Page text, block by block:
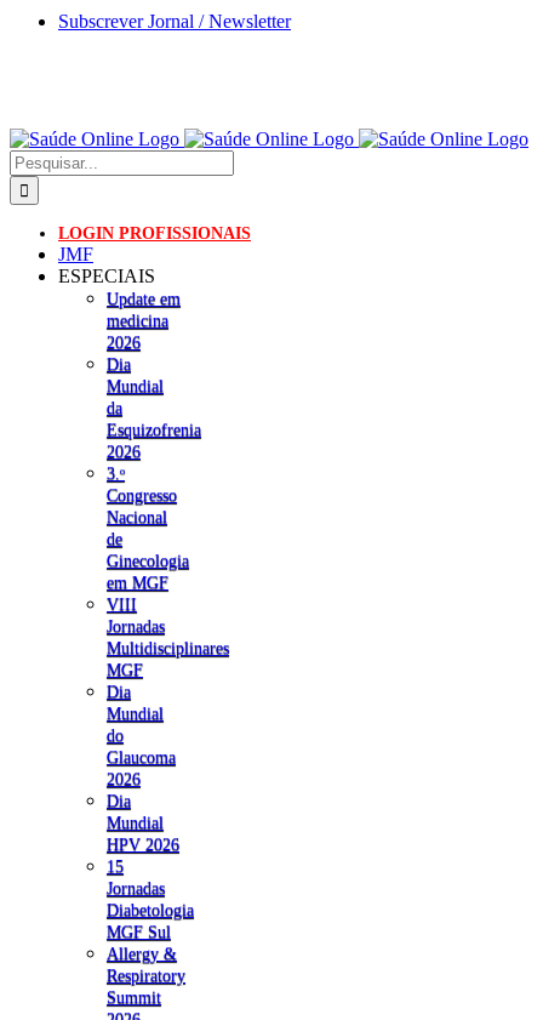
Skip
Subscrever Jornal / Newsletter
Pesquisar
LOGIN PROFISSIONAIS
JMF
ESPECIAIS
Update em
medicina
2026
Dia
Mundial
da
Esquizofrenia
2026
3.ᵒ
Congresso
Nacional
de
Ginecologia
em MGF
VIII
Jornadas
Multidisciplinares
MGF
Dia
Mundial
do
Glaucoma
2026
Dia
Mundial
HPV 2026
15
Jornadas
Diabetologia
MGF Sul
Allergy &
Respiratory
Summit